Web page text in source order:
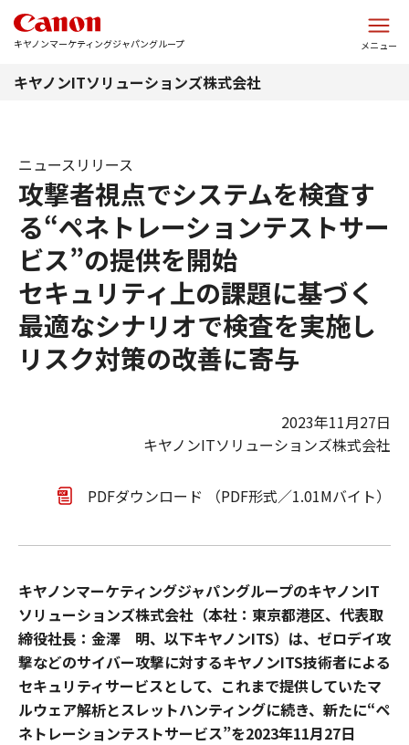
キヤノンマーケティングジャパングループ メニュー
キヤノンITソリューションズ株式会社
攻撃者視点でシステムを検査す
る“ペネトレーションテストサー
ビス”の提供を開始
セキュリティ上の課題に基づく
最適なシナリオで検査を実施し
リスク対策の改善に寄与
ニュースリリース
2023年11月27日
キヤノンITソリューションズ株式会社
PDFダウンロード （PDF形式／1.01Mバイト）
キヤノンマーケティングジャパングループのキヤノンIT
ソリューションズ株式会社（本社：東京都港区、代表取
締役社長：金澤 明、以下キヤノンITS）は、ゼロデイ攻
撃などのサイバー攻撃に対するキヤノンITS技術者による
セキュリティサービスとして、これまで提供していたマ
ルウェア解析とスレットハンティングに続き、新たに“ペ
ネトレーションテストサービス”を2023年11月27日